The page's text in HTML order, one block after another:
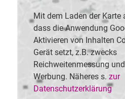
Mit dem Laden der Karte
dass die Anwendung
Aktivieren von Inhalten
Gerät setzt, z.B. zwecks
Reichweitenmessung
Werbung. Näheres s. zur
Datenschutzerklärung